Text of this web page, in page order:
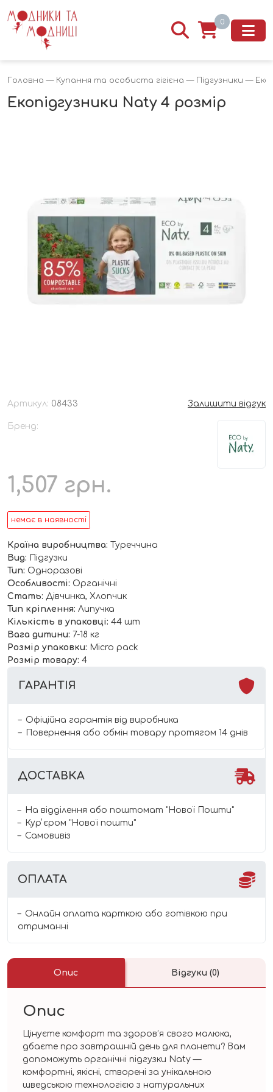
0
Головна — Купання та особиста гігієна — Підгузники —
Екопідгузники Naty 4 розмір
Артикул: 08433 Залишити відгук
Бренд:
1,507 грн.
немає в наявності
Країна виробництва: Туреччина
Вид: Підгузки
Тип: Одноразові
Особливості: Органічні
Стать: Дівчинка, Хлопчик
Тип кріплення: Липучка
Кількість в упаковці: 44 шт
Вага дитини: 7-18 кг
Розмір упаковки: Micro pack
Розмір товару: 4
ГАРАНТІЯ
Офіційна гарантія від виробника
Повернення або обмін товару протягом 14 днів
ДОСТАВКА
На відділення або поштомат "Нової Пошти"
Курʼєром "Нової пошти"
Самовивіз
ОПЛАТА
Онлайн оплата карткою або готівкою при
отриманні
Опис Відгуки (0)
Опис
Цінуєте комфорт та здоров’я свого малюка,
дбаєте про завтрашній день для планети? Вам
допоможуть органічні підгузки Naty —
комфортні, якісні, створені за унікальною
шведською технологією з натуральних